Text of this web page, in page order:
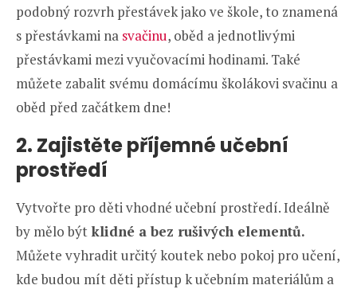
podobný rozvrh přestávek jako ve škole, to znamená
s přestávkami na svačinu, oběd a jednotlivými
přestávkami mezi vyučovacími hodinami. Také
můžete zabalit svému domácímu školákovi svačinu a
oběd před začátkem dne!
2. Zajistěte příjemné učební
prostředí
Vytvořte pro děti vhodné učební prostředí. Ideálně
by mělo být klidné a bez rušivých elementů.
Můžete vyhradit určitý koutek nebo pokoj pro učení,
kde budou mít děti přístup k učebním materiálům a